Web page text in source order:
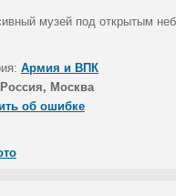
музей под открытым
Армия и ВПК
Россия, Москва
об ошибке